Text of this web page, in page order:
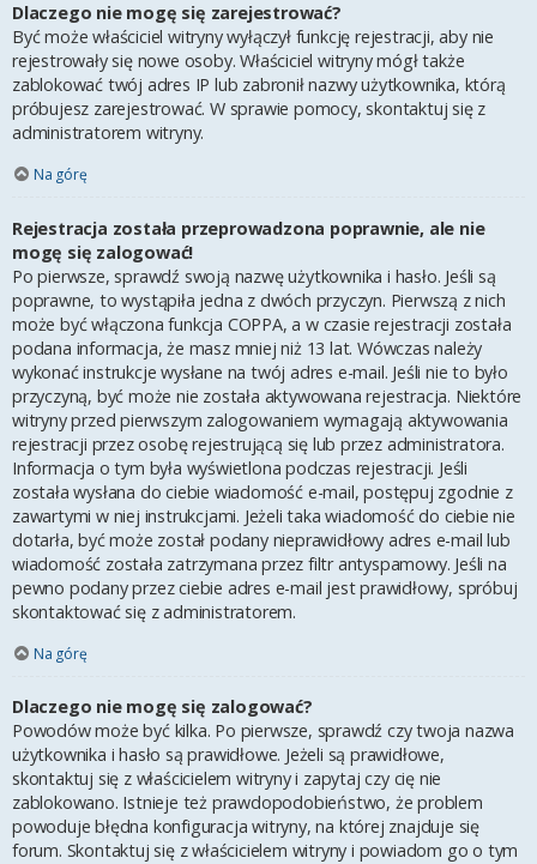
Dlaczego nie mogę się zarejestrować?
Być może właściciel witryny wyłączył funkcję rejestracji, aby nie
rejestrowały się nowe osoby. Właściciel witryny mógł także
zablokować twój adres IP lub zabronił nazwy użytkownika, którą
próbujesz zarejestrować. W sprawie pomocy, skontaktuj się z
administratorem witryny.
Na górę
Rejestracja została przeprowadzona poprawnie, ale nie
mogę się zalogować!
Po pierwsze, sprawdź swoją nazwę użytkownika i hasło. Jeśli są
poprawne, to wystąpiła jedna z dwóch przyczyn. Pierwszą z nich
może być włączona funkcja COPPA, a w czasie rejestracji została
podana informacja, że masz mniej niż 13 lat. Wówczas należy
wykonać instrukcje wysłane na twój adres e-mail. Jeśli nie to było
przyczyną, być może nie została aktywowana rejestracja. Niektóre
witryny przed pierwszym zalogowaniem wymagają aktywowania
rejestracji przez osobę rejestrującą się lub przez administratora.
Informacja o tym była wyświetlona podczas rejestracji. Jeśli
została wysłana do ciebie wiadomość e-mail, postępuj zgodnie z
zawartymi w niej instrukcjami. Jeżeli taka wiadomość do ciebie nie
dotarła, być może został podany nieprawidłowy adres e-mail lub
wiadomość została zatrzymana przez filtr antyspamowy. Jeśli na
pewno podany przez ciebie adres e-mail jest prawidłowy, spróbuj
skontaktować się z administratorem.
Na górę
Dlaczego nie mogę się zalogować?
Powodów może być kilka. Po pierwsze, sprawdź czy twoja nazwa
użytkownika i hasło są prawidłowe. Jeżeli są prawidłowe,
skontaktuj się z właścicielem witryny i zapytaj czy cię nie
zablokowano. Istnieje też prawdopodobieństwo, że problem
powoduje błędna konfiguracja witryny, na której znajduje się
forum. Skontaktuj się z właścicielem witryny i powiadom go o tym